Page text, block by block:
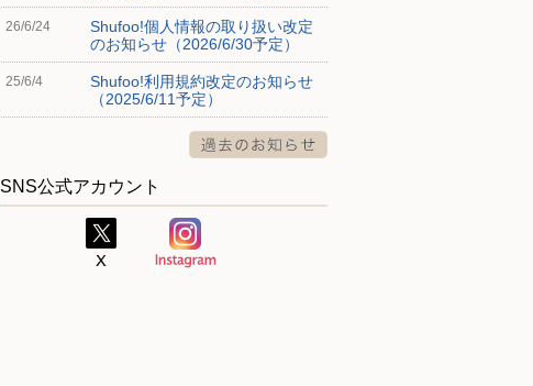
26/6/24
Shufoo!個人情報の取り扱い改定
のお知らせ（2026/6/30予定）
25/6/4
Shufoo!利用規約改定のお知らせ
（2025/6/11予定）
SNS公式アカウント